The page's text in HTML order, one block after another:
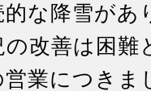
的な降雪があ
の改善は困
営業につき